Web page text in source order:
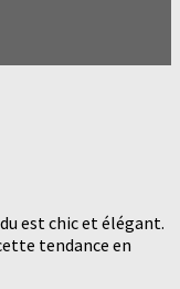
est chic et élégant.
tendance en